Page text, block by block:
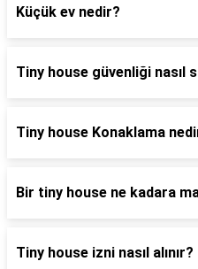
Küçük ev nedir?
Tiny house güvenliği nasıl
Tiny house Konaklama
Bir tiny house ne kadara
Tiny house izni nasıl alınır?